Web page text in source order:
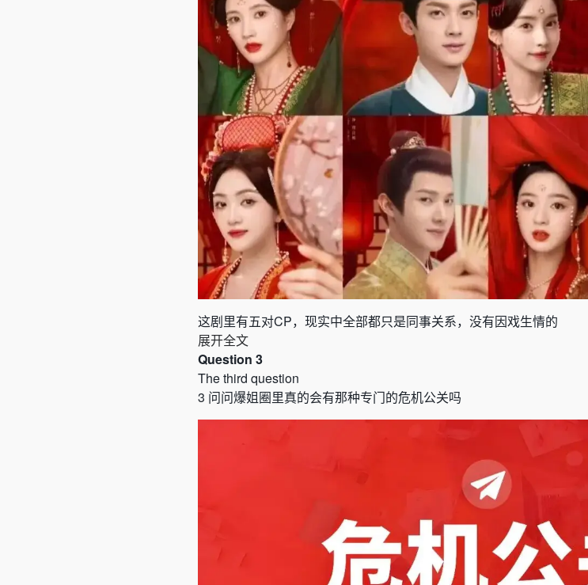
这剧里有五对CP，现实中全部都只是同事关系，没有因戏生情的
展开全文
Question 3
The third question
3 问问爆姐圈里真的会有那种专门的危机公关吗